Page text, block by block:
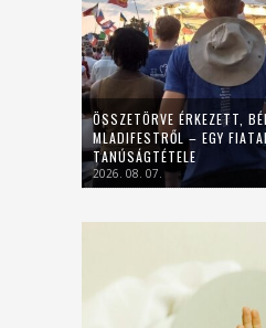
ÖSSZETÖRVE ÉRKEZETT,
MLADIFESTRŐL – EGY
TANÚSÁGTÉTELE
2026. 08. 07.